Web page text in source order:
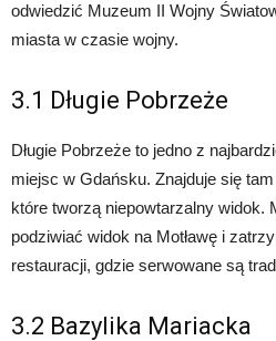
odwiedzić Muzeum II Wojny
miasta w czasie wojny.
3.1 Długie Pobrzeże
Długie Pobrzeże to jedno z
miejsc w Gdańsku. Znajduje się
które tworzą niepowtarzalny widok.
podziwiać widok na Motławę i
restauracji, gdzie serwowane są
3.2 Bazylika Mariacka